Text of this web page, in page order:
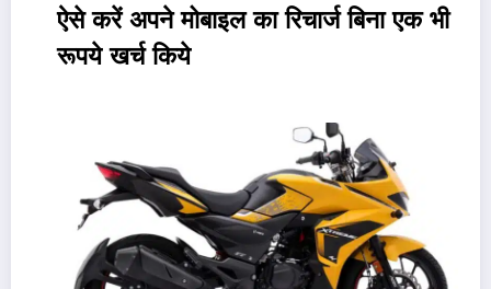
ऐसे करें अपने मोबाइल का रिचार्ज बिना एक भी
रूपये खर्च किये